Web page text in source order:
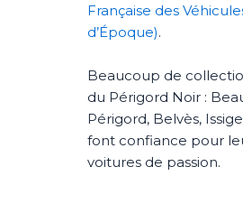
Française des
d’Époque).
Beaucoup de
du Périgord Noir :
Périgord, Belvès,
font confiance pour
voitures de passion.